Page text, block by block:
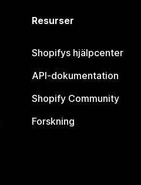
Resurser
Shopifys hjälpcenter
API-dokumentation
Shopify Community
Forskning